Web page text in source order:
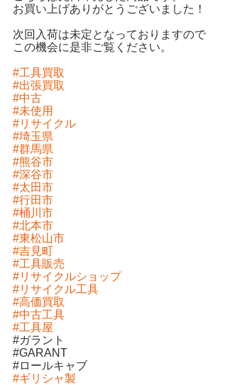
お買い上げありがとうございました！
次回入荷は未定となっておりますので
この機会に是非ご覧ください。
#工具買取
#出張買取
#中古
#未使用
#リサイクル
#埼玉県
#群馬県
#熊谷市
#深谷市
#太田市
#行田市
#桶川市
#北本市
#東松山市
#吉見町
#工具販売
#リサイクルショップ
#リサイクル工具
#高価買取
#中古工具
#工具屋
#ガラント
#GARANT
#ロールキャブ
#ギリシャ製